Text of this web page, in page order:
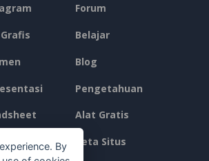
Forum
Belajar
Blog
Pengetahuan
Alat Gratis
Peta Situs
By